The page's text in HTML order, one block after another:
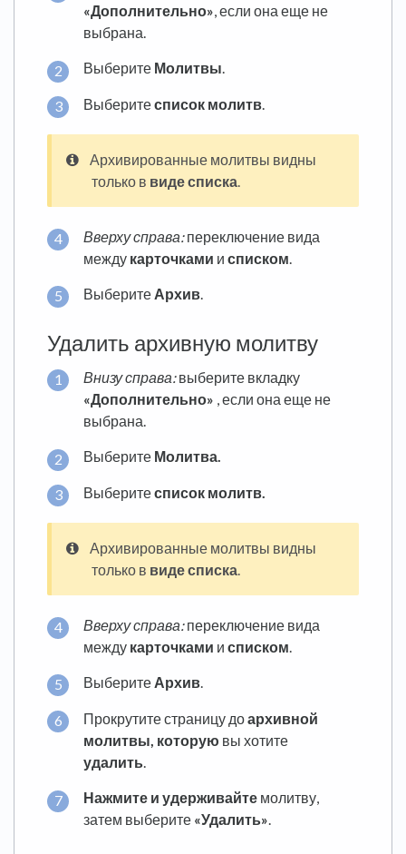
«Дополнительно», если она еще не
выбрана.
Выберите Молитвы.
Выберитесписок молитв.
Архивированные молитвы видны
только в виде списка.
Вверху справа:переключение вида
между карточками и списком
Выберите Архив.
Удалить архивную молитву
Внизу справа:выберите вкладку
«Дополнительно» , если она еще не
выбрана.
Выберите Молитва.
Выберитесписок молитв.
Архивированные молитвы видны
только в виде списка
Вверху справа:переключение вида
между карточками и списком
Выберите Архив.
Прокрутите страницу доархивной
молитвы, которую вы хотите
удалить
Нажмите и удерживайте молитву,
затем выберите «Удалить».